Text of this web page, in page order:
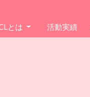
とは 活動実績